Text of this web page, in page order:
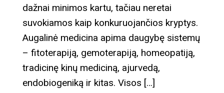
dažnai minimos kartu, tačiau neretai
suvokiamos kaip konkuruojančios kryptys.
Augalinė medicina apima daugybę sistemų
– fitoterapiją, gemoterapiją, homeopatiją,
tradicinę kinų mediciną, ajurvedą,
endobiogeniką ir kitas. Visos […]